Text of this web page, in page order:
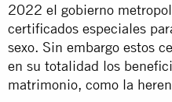
2022 el gobierno
certificados especiales
sexo. Sin embargo estos
en su totalidad los
matrimonio, como la